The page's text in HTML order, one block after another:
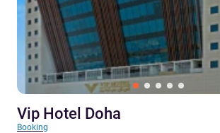
Vip Hotel Doha
Booking